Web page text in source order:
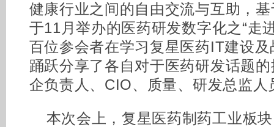
健康行业之间的自由交流与互助，
于11月举办的医药研发数字化之“走
百位参会者在学习复星医药IT建设
踊跃分享了各自对于医药研发话题
企负责人、CIO、质量、研发总监人
本次会上，复星医药制药工业板